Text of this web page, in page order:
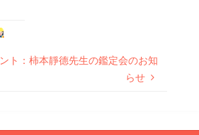
ト：柿本靜德先生の鑑定会のお知
らせ